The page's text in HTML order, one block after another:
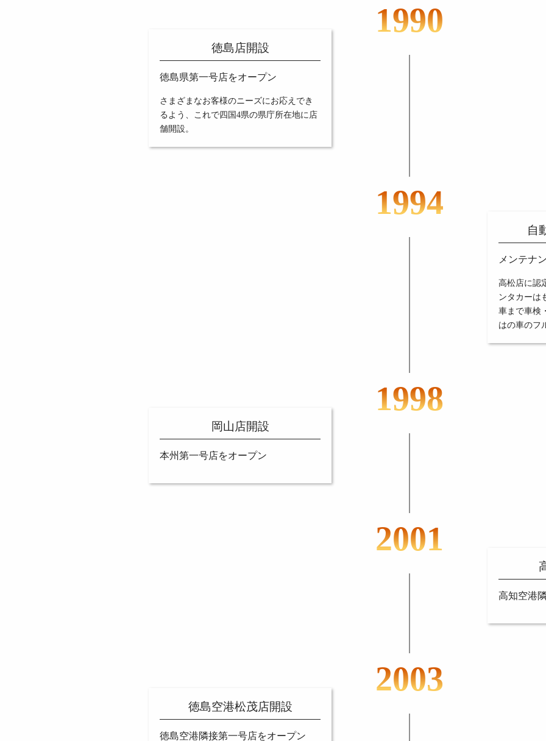
1990
徳島店開設
徳島県第一号店をオープン
さまざまなお客様のニーズにお応えでき
るよう、これで四国4県の県庁所在地に店
舗開設。
1994
自
メンテナ
高松店に認
ンタカーは
車まで車検
はの車のフ
1998
岡山店開設
本州第一号店をオープン
2001
高知空港
2003
徳島空港松茂店開設
徳島空港隣接第一号店をオープン